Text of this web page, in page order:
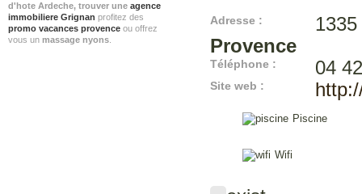
d'hote Ardeche, trouver une agence
immobiliere Grignan profitez des
promo vacances provence ou offrez
vous un massage nyons
Adresse :
Provence
Téléphone : 04
Site web :
Piscine
Wifi